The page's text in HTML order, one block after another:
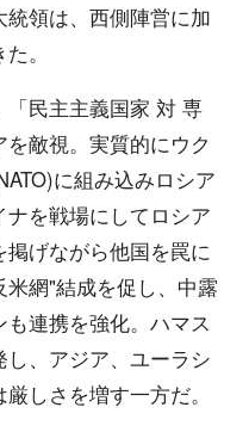
領は、西側陣営に加
。
「民主主義国家 対 専
敵視。実質的にウク
に組み込みロシア
を戦場にしてロシア
げながら他国を罠に
網"結成を促し、中露
連携を強化。ハマス
、アジア、ユーラシ
しさを増す一方だ。